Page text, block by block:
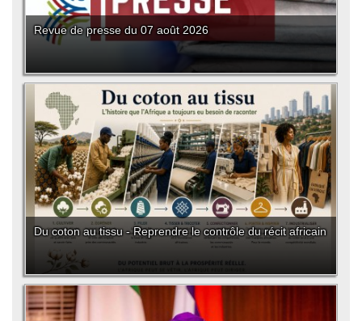
Revue de presse du 07 août 2026
Du coton au tissu - Reprendre le contrôle du récit africain